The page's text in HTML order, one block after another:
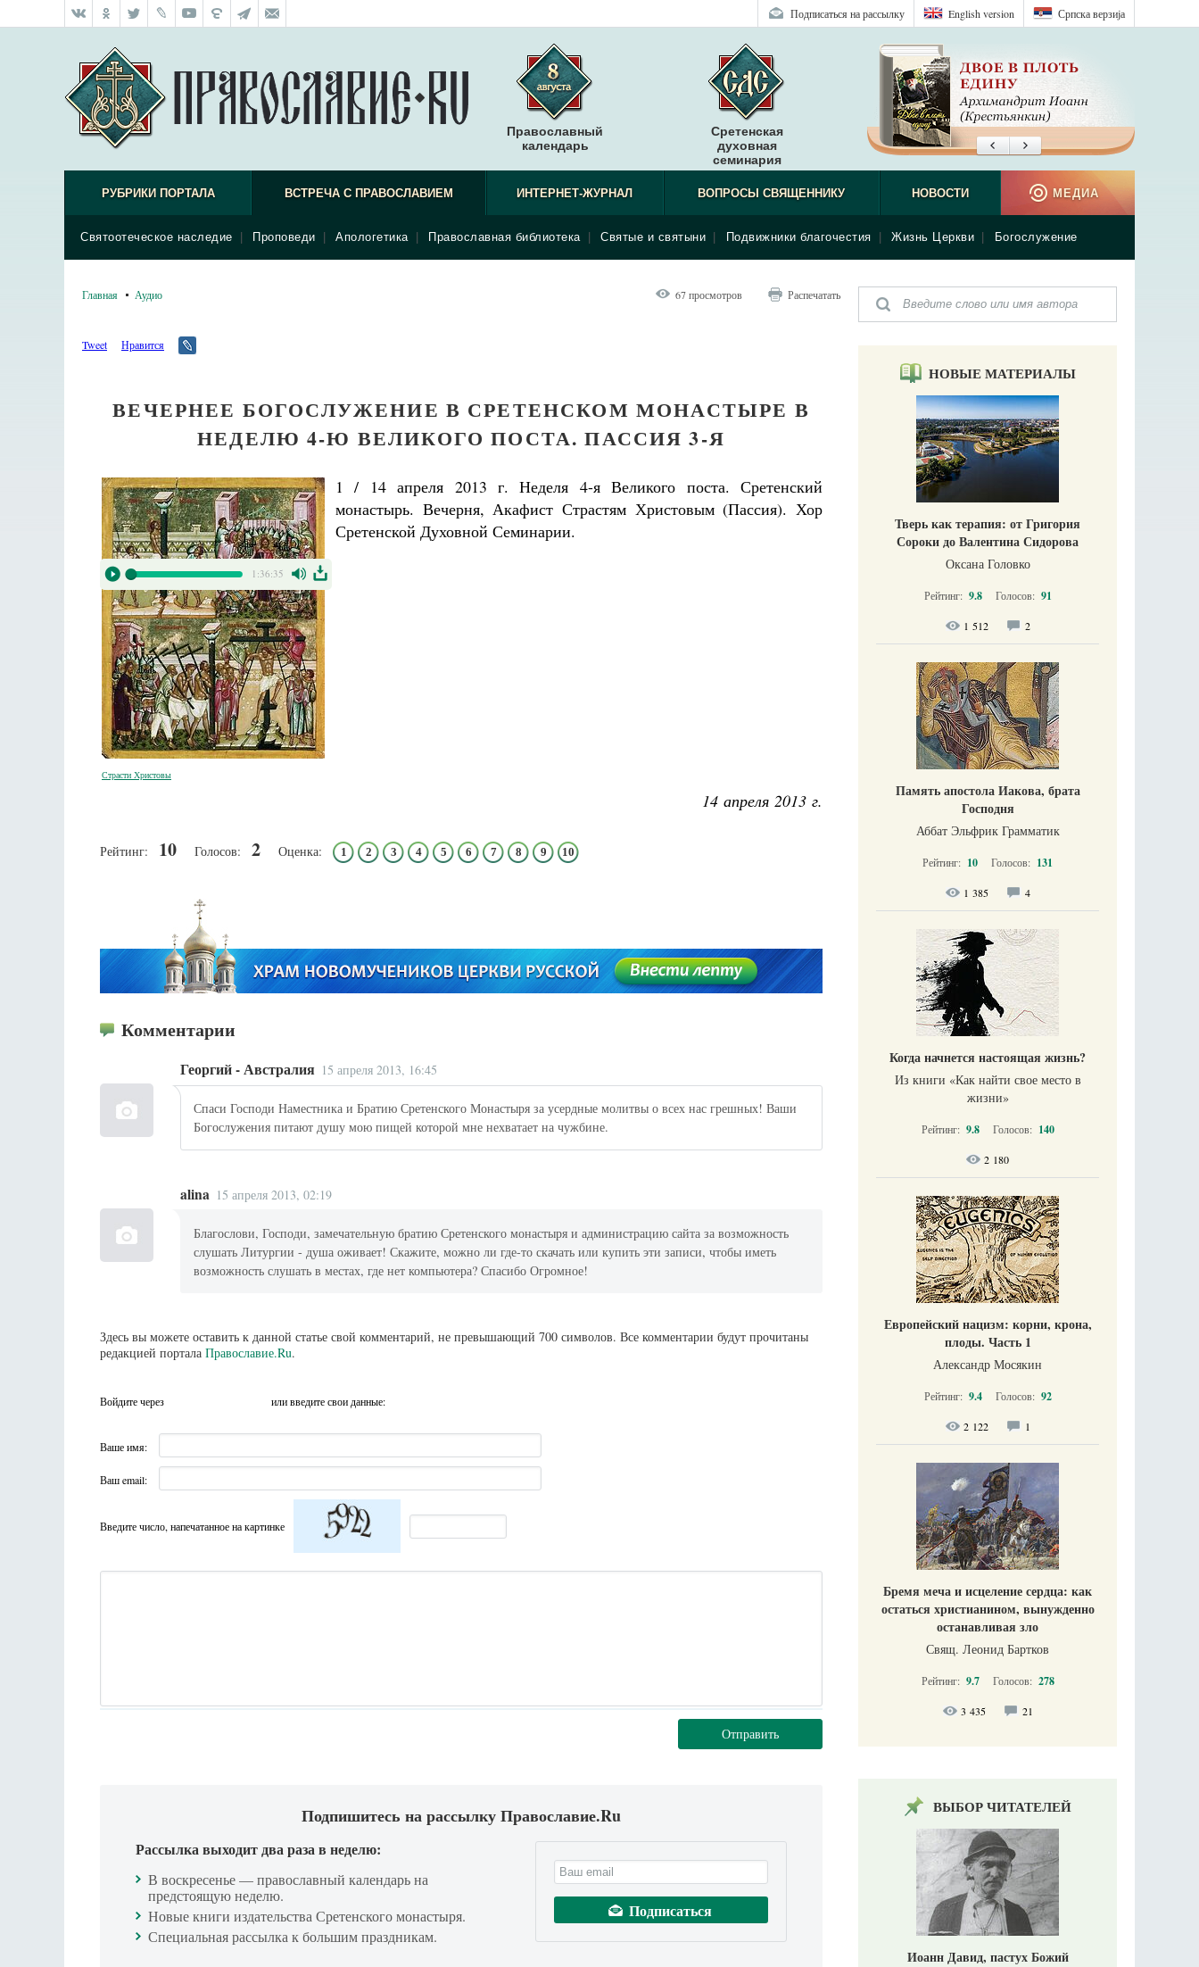
Српска верзиjа
English version
Подписаться на рассылку
Православный
календарь
Сретенская
духовная
семинария
РУБРИКИ ПОРТАЛА ВСТРЕЧА С ПРАВОСЛАВИЕМ
Святоотеческое наследие Проповеди Апологетика Православная библиотека Святые и святыни Подвижники благочестия Жизнь Церкви Богослужение
ИНТЕРНЕТ-ЖУРНАЛ ВОПРОСЫ СВЯЩЕННИКУ НОВОСТИ МЕДИА
Главная Аудио 67 просмотров Распечатать
Tweet Нравится
ВЕЧЕРНЕЕ БОГОСЛУЖЕНИЕ В СРЕТЕНСКОМ МОНАСТЫРЕ В
НЕДЕЛЮ 4-Ю ВЕЛИКОГО ПОСТА. ПАССИЯ 3-Я
Страсти Христовы
1 / 14 апреля 2013 г. Неделя 4-я Великого поста. Сретенский
монастырь. Вечерня, Акафист Страстям Христовым (Пассия). Хор
Сретенской Духовной Семинарии.
1:36:35
14 апреля 2013 г.
Рейтинг: 10 Голосов: 2 Оценка: 1 2 3 4 5 6 7 8 9 10
Комментарии
Георгий - Австралия 15 апреля 2013, 16:45
Спаси Господи Наместника и Братию Сретенского Монастыря за усердные молитвы о всех нас грешных! Ваши
Богослужения питают душу мою пищей которой мне нехватает на чужбине.
alina 15 апреля 2013, 02:19
Благослови, Господи, замечательную братию Сретенского монастыря и администрацию сайта за возможность
слушать Литургии - душа оживает! Скажите, можно ли где-то скачать или купить эти записи, чтобы иметь
возможность слушать в местах, где нет компьютера? Спасибо Огромное!
Здесь вы можете оставить к данной статье свой комментарий, не превышающий 700 символов. Все комментарии будут прочитаны
редакцией портала Православие.Ru.
Войдите через или введите свои данные:
Ваше имя:
Ваш email:
Введите число, напечатанное на картинке
Отправить
Подпишитесь на рассылку Православие.Ru
Рассылка выходит два раза в неделю:
В воскресенье — православный календарь на
предстоящую неделю.
Новые книги издательства Сретенского монастыря.
Специальная рассылка к большим праздникам.
НОВЫЕ МАТЕРИАЛЫ
Тверь как терапия: от Григория
Сороки до Валентина Сидорова
Оксана Головко
Рейтинг: 9.8 Голосов: 91
1 512 2
Память апостола Иакова, брата
Господня
Аббат Эльфрик Грамматик
Рейтинг: 10 Голосов: 131
1 385 4
Когда начнется настоящая жизнь?
Из книги «Как найти свое место в
жизни​»
Рейтинг: 9.8 Голосов: 140
2 180
Европейский нацизм: корни, крона,
плоды. Часть 1
Александр Мосякин
Рейтинг: 9.4 Голосов: 92
2 122 1
Бремя меча и исцеление сердца: как
остаться христианином, вынужденно
останавливая зло
Свящ. Леонид Бартков
Рейтинг: 9.7 Голосов: 278
3 435 21
ВЫБОР ЧИТАТЕЛЕЙ
Иоанн Давид, пастух Божий